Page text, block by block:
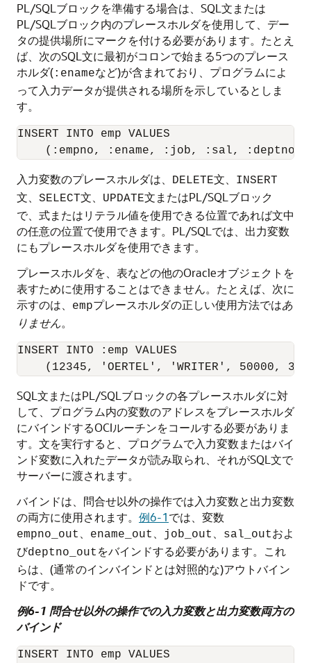
PL/SQLブロックを準備する場合は、SQL文または
PL/SQLブロック内のプレースホルダを使用して、デー
タの提供場所にマークを付ける必要があります。たとえ
ば、次のSQL文に最初がコロンで始まる5つのプレース
ホルダ(:enameなど)が含まれており、プログラムによ
って入力データが提供される場所を示しているとしま
す。
INSERT INTO emp VALUES
入力変数のプレースホルダは、 DELETE文、 INSERT
文、 SELECT文、 UPDATE文またはPL/SQLブロック
で、式またはリテラル値を使用できる位置であれば文中
の任意の位置で使用できます。PL/SQLでは、出力変数
にもプレースホルダを使用できます。
プレースホルダを、表などの他のOracleオブジェクトを
表すために使用することはできません。たとえば、次に
示すのは、
empプレースホルダの正しい使用方法ではあ
りません。
INSERT INTO :emp VALUES
SQL文またはPL/SQLブロックの各プレースホルダに対
して、プログラム内の変数のアドレスをプレースホルダ
にバインドするOCIルーチンをコールする必要がありま
す。文を実行すると、プログラムで入力変数またはバイ
ンド変数に入れたデータが読み取られ、それがSQL文で
サーバーに渡されます。
バインドは、問合せ以外の操作では入力変数と出力変数
の両方に使用されます。 例6-1では、変数
empno_out ename_out job_out sal_outおよ
びdeptno_out をバインドする必要があります。これ
らは、(通常のインバインドとは対照的な)アウトバイン
ドです。
例6-1 問合せ以外の操作での入力変数と出力変数両方の
バインド
INSERT INTO emp VALUES